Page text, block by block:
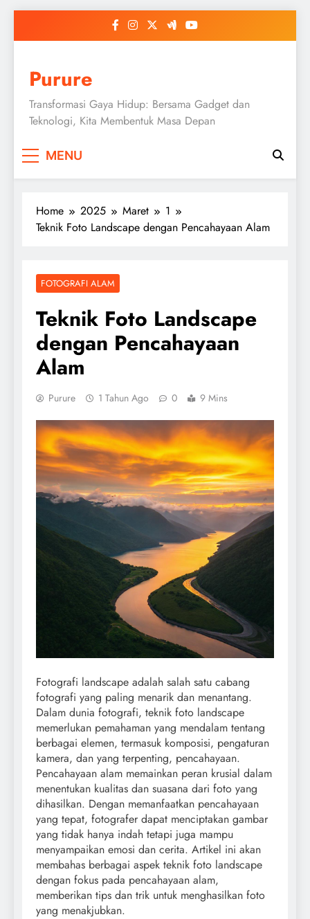
Purure
Transformasi Gaya Hidup: Bersama Gadget dan
Teknologi, Kita Membentuk Masa Depan
MENU
Home 2025 Maret
1
Teknik Foto Landscape dengan Pencahayaan Alam
FOTOGRAFI ALAM
Teknik Foto Landscape
dengan Pencahayaan
Alam
Purure 1 Tahun Ago 0 9 Mins
Fotografi landscape adalah salah satu cabang
fotografi yang paling menarik dan menantang.
Dalam dunia fotografi, teknik foto landscape
memerlukan pemahaman yang mendalam tentang
berbagai elemen, termasuk komposisi, pengaturan
kamera, dan yang terpenting, pencahayaan.
Pencahayaan alam memainkan peran krusial dalam
menentukan kualitas dan suasana dari foto yang
dihasilkan. Dengan memanfaatkan pencahayaan
yang tepat, fotografer dapat menciptakan gambar
yang tidak hanya indah tetapi juga mampu
menyampaikan emosi dan cerita. Artikel ini akan
membahas berbagai aspek teknik foto landscape
dengan fokus pada pencahayaan alam,
memberikan tips dan trik untuk menghasilkan foto
yang menakjubkan.